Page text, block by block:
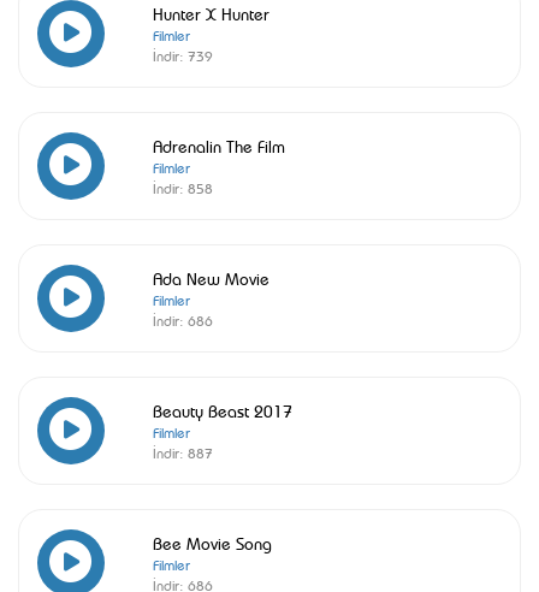
Hunter X Hunter
Filmler
İndir: 739
Adrenalin The Film
Filmler
İndir: 858
Ada New Movie
Filmler
İndir: 686
Beauty Beast 2017
Filmler
İndir: 887
Bee Movie Song
Filmler
İndir: 686